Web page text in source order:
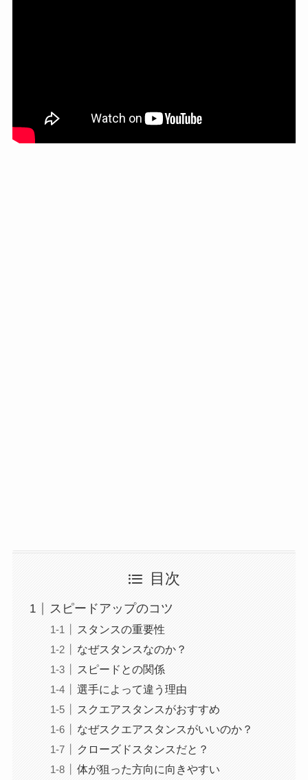
目次
スピードアップのコツ
スタンスの重要性
なぜスタンスなのか？
スピードとの関係
選手によって違う理由
スクエアスタンスがおすすめ
なぜスクエアスタンスがいいのか？
クローズドスタンスだと？
体が狙った方向に向きやすい